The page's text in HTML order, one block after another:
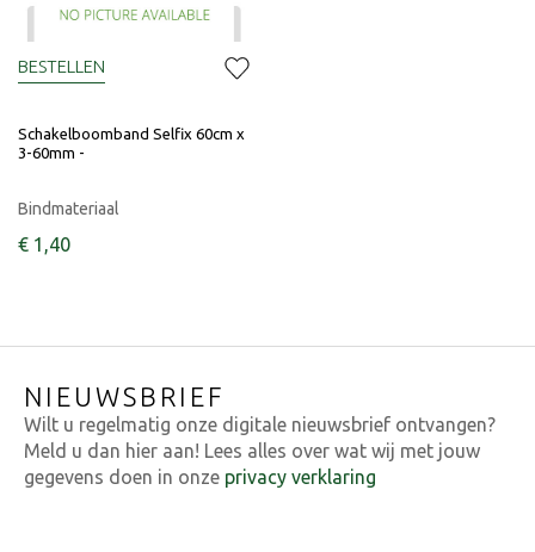
Schakelboomband Selfix 60cm x
3-60mm -
Bindmateriaal
€ 1 ,40
BESTELLEN
NIEUWSBRIEF
Wilt u regelmatig onze digitale nieuwsbrief ontvangen?
Meld u dan hier aan! Lees alles over wat wij met jouw
gegevens doen in onze privacy verklaring